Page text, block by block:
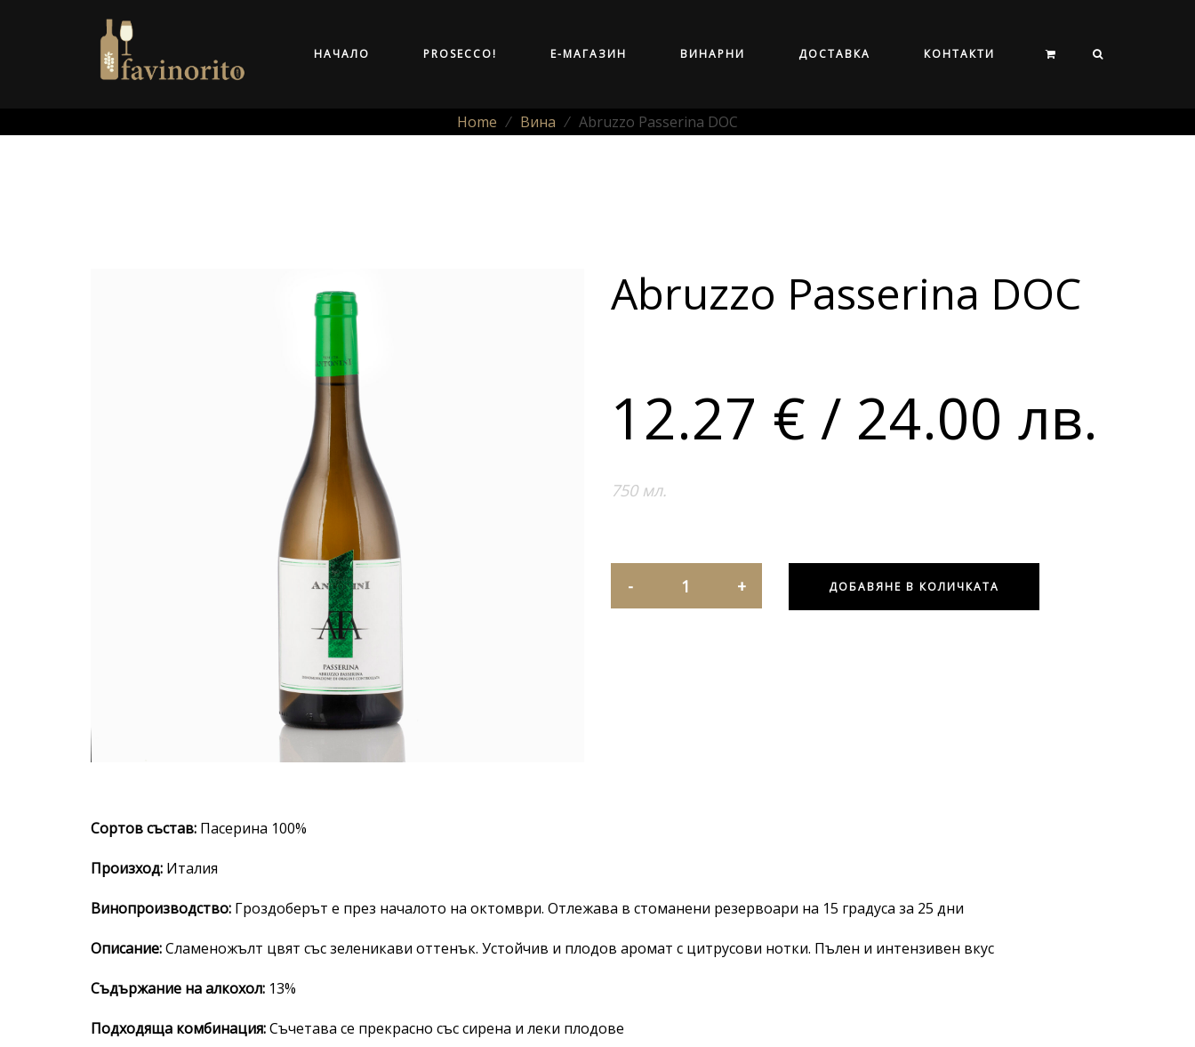
НАЧАЛО PROSECCO! Е-МАГАЗИН ВИНАРНИ ДОСТАВКА КОНТАКТИ
Home ⁄ Вина ⁄ Abruzzo Passerina DOC
Abruzzo Passerina DOC
12.27 € / 24.00 лв.
750 мл.
ДОБАВЯНЕ В КОЛИЧКАТА
Сортов състав: Пасерина 100%
Произход: Италия
Винопроизводство: Гроздоберът е през началото на октомври. Отлежава в стоманени резервоари на 15 градуса за 25 дни
Описание:Сламеножълт цвят със зеленикави оттенък. Устойчив и плодов аромат с цитрусови нотки. Пълен и интензивен вкус
Съдържание на алкохол: 13%
Подходяща комбинация:Съчетава се прекрасно със сирена и леки плодове